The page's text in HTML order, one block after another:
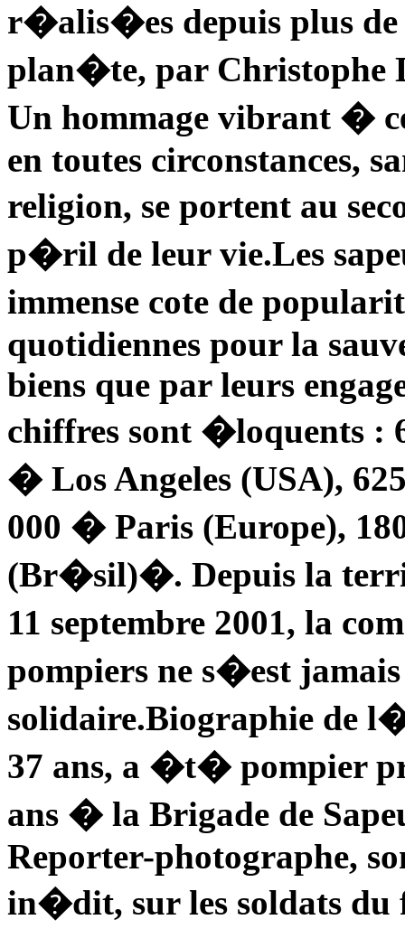
r�alis�es depuis plus de
plan�te, par Christophe
Un hommage vibrant �
en toutes circonstances,
religion, se portent au
p�ril de leur vie.Les
immense cote de
quotidiennes pour la
biens que par leurs
chiffres sont �loquents :
� Los Angeles (USA),
000 � Paris (Europe),
(Br�sil)�. Depuis la
11 septembre 2001, la
pompiers ne s�est
solidaire.Biographie de
37 ans, a �t� pompier
ans � la Brigade de
Reporter-photographe,
in�dit, sur les soldats